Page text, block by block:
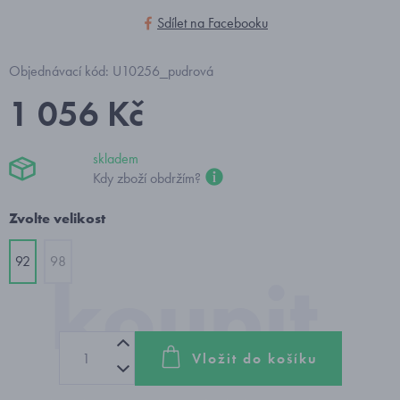
Sdílet na Facebooku
Objednávací kód: U10256_pudrová
1 056 Kč
skladem
Kdy zboží obdržím?
Zvolte velikost
92 98
Vložit do košíku